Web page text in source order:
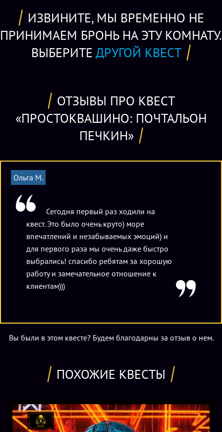
деревню и возможность помочь ее жителям, в том числе и
Печкину. В поисках посылок может принимать от 2 до 5
детей. Приключение длится час, но дети наверняка
ИЗВИНИТЕ, МЫ ВРЕМЕННО НЕ
ПРИНИМАЕМ БРОНЬ НА ЭТУ КОМНАТУ.
ВЫБЕРИТЕ ДРУГОЙ КВЕСТ
ОТЗЫВЫ ПРО КВЕСТ
«ПРОСТОКВАШИНО: ПОЧТАЛЬОН
ПЕЧКИН»
Ольга М.
Сегодня первый раз ходили на
квест. Это было очень круто) море
впечатлений и незабываемых эмоций) и
для первого раза мы очень даже быстро
выбрались! спасибо ребятам за хорошую
работу и замечательное отношение к
клиентам)))
Вы были в этом квесте? Будем благодарны за отзыв о нем.
ПОХОЖИЕ КВЕСТЫ